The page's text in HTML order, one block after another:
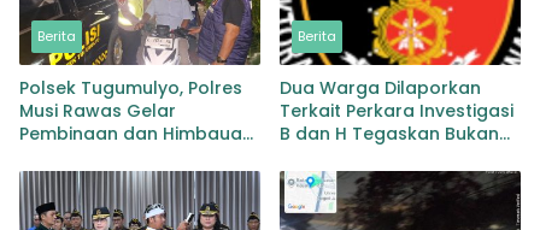
Berita
Polsek Tugumulyo, Polres
Musi Rawas Gelar
Pembinaan dan Himbauan
Lintas Kalibening
Berita
Dua Warga Dilaporkan
Terkait Perkara Investigasi
B dan H Tegaskan Bukan